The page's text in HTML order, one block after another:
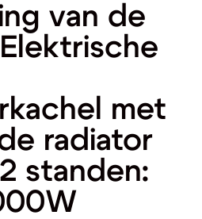
van de
met
radiator
standen: